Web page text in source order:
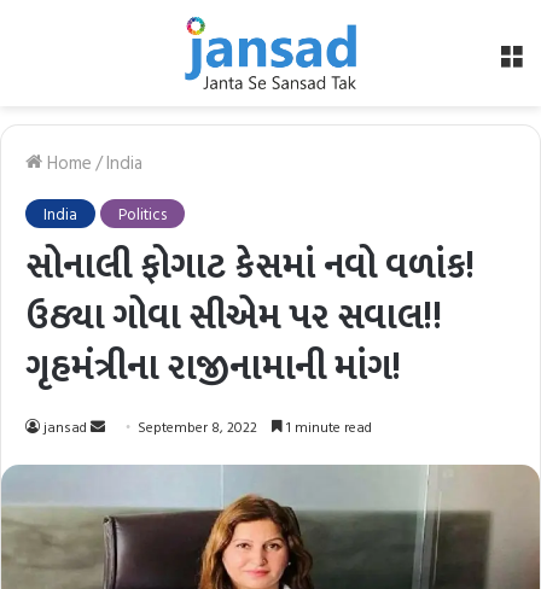
Home/India
India Politics
સોનાલી ફોગાટ કેસમાં નવો વળાંક!
ઉઠ્યા ગોવા સીએમ પર સવાલ!!
ગૃહમંત્રીના રાજીનામાની માંગ!
jansad
Send September 8, 2022 1 minute read